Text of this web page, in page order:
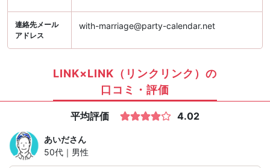
連絡先メール
アドレス
with-marriage@party-calendar.net
LINK×LINK（リンクリンク）の
口コミ・評価
平均評価 4.02
あいださん
50代｜男性